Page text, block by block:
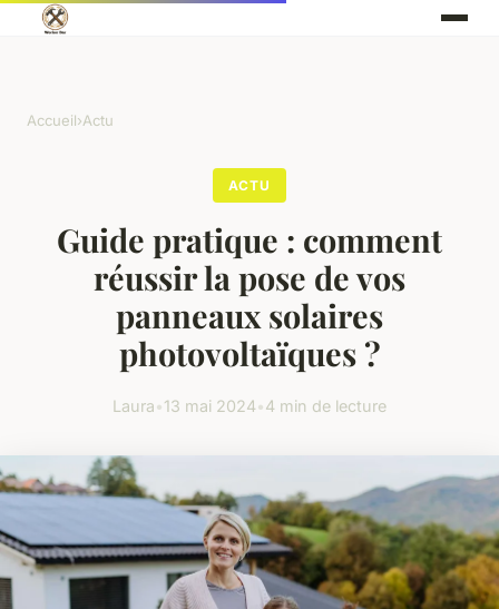
Accueil›Actu
ACTU
Guide pratique : comment
réussir la pose de vos
panneaux solaires
photovoltaïques ?
Laura•13 mai 2024•4 min de lecture